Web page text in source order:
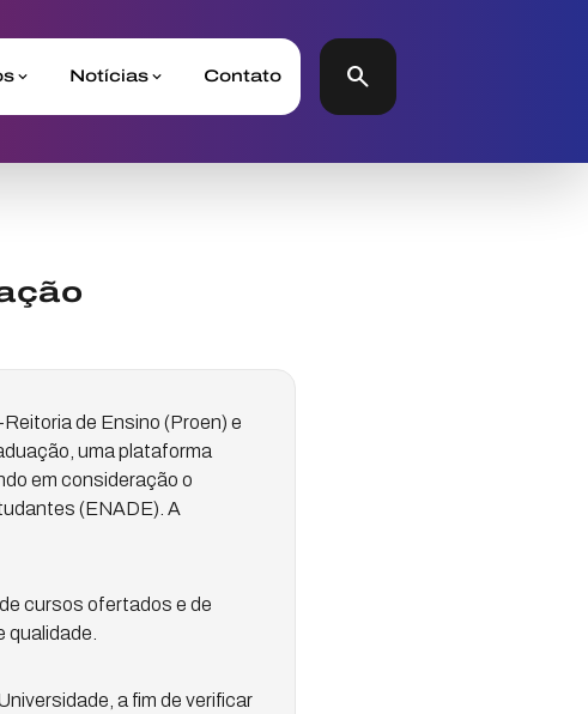
Notícias Contato search
de Ensino (Proen) e
uma plataforma
em consideração o
(ENADE). A
cursos ofertados e de
a fim de verificar